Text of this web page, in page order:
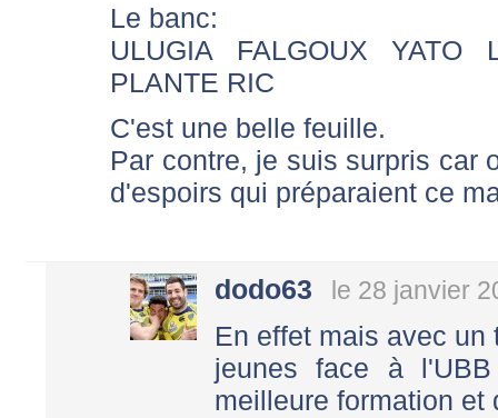
Le banc:
ULUGIA FALGOUX YATO
PLANTE RIC
C'est une belle feuille.
Par contre, je suis surpris car
d'espoirs qui préparaient ce
dodo63 le 28 janvier
En effet mais avec
jeunes face à
meilleure formation et